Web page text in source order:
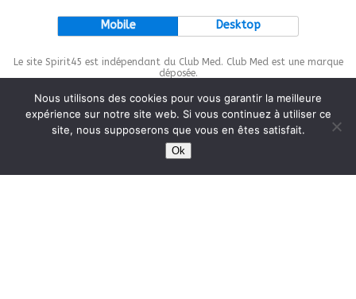
Mobile Desktop
Le site Spirit45 est indépendant du Club Med. Club Med est une marque
déposée.
This site is protected bywp-copyrightpro.com
Nous utilisons des cookies pour vous garantir la meilleure
expérience sur notre site web. Si vous continuez à utiliser ce
site, nous supposerons que vous en êtes satisfait.
Ok